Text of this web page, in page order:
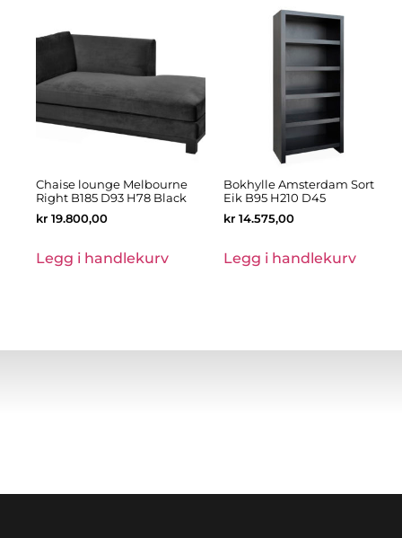
Chaise lounge Melbourne
Right B185 D93 H78 Black
kr 19.800,00
Legg i handlekurv
Bokhylle Amsterdam Sort
Eik B95 H210 D45
kr 14.575,00
Legg i handlekurv